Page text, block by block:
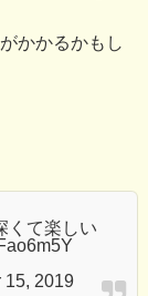
かかるかもし
くて楽しい
15, 2019